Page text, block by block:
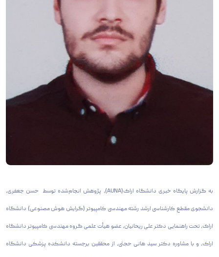
به گزارش پایگاه خبری دانشگاه اراک(AUNA)، پژوهش انجام‌شده توسط حسن جعفری،
دانشجوی مقطع کارشناسی ارشد رشته مهندسی کامپیوتر (گرایش هوش مصنوعی) دانشگاه
اراک، تحت راهنمایی دکتر علی ریحانیان، عضو هیأت علمی گروه مهندسی کامپیوتر دانشگاه
اراک، و با مشاوره دکتر سید هانی حجتی، از محققین برجسته دانشکده پزشکی دانشگاه